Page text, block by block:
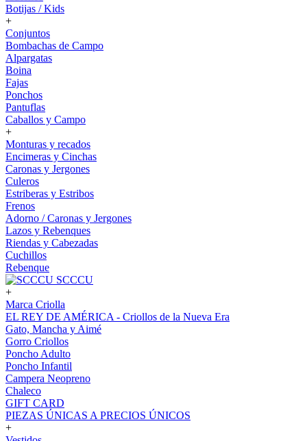
Botijas / Kids
+
Conjuntos
Bombachas de Campo
Alpargatas
Boina
Fajas
Ponchos
Pantuflas
Caballos y Campo
+
Monturas y recados
Encimeras y Cinchas
Caronas y Jergones
Culeros
Estriberas y Estribos
Frenos
Adorno / Caronas y Jergones
Lazos y Rebenques
Riendas y Cabezadas
Cuchillos
Rebenque
SCCCU
+
Marca Criolla
EL REY DE AMÉRICA - Criollos de la Nueva Era
Gato, Mancha y Aimé
Gorro Criollos
Poncho Adulto
Poncho Infantil
Campera Neopreno
Chaleco
GIFT CARD
PIEZAS ÚNICAS A PRECIOS ÚNICOS
+